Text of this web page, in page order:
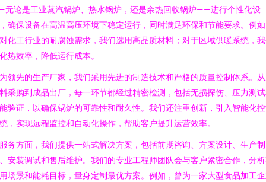
论是工业蒸汽锅炉、热水锅炉，还是余热回收锅炉——进行个性化设
确保设备在高温高压环境下稳定运行，同时满足环保和节能要求。例
化工行业的耐腐蚀需求，我们选用高品质材料；对于区域供暖系统，
热效率，降低运行成本。
领先的生产厂家，我们采用先进的制造技术和严格的质量控制体系。
采购到成品出厂，每一环节都经过精密检测，包括无损探伤、压力测
验证，以确保锅炉的可靠性和耐久性。我们还注重创新，引入智能化
，实现远程监控和自动化操作，帮助客户提升运营效率。
务方面，我们提供一站式解决方案，包括前期咨询、方案设计、生产制
安装调试和售后维护。我们的专业工程师团队会与客户紧密合作，分
场景和能耗目标，量身定制最优方案。例如，曾为一家大型食品加工